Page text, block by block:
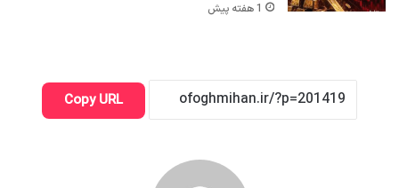
1 هفته پیش
Copy URL